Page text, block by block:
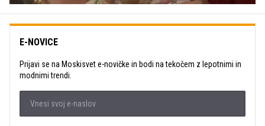
E-NOVICE
Prijavi se na Moskisvet e-novičke in bodi na tekočem z lepotnimi in
modnimi trendi.